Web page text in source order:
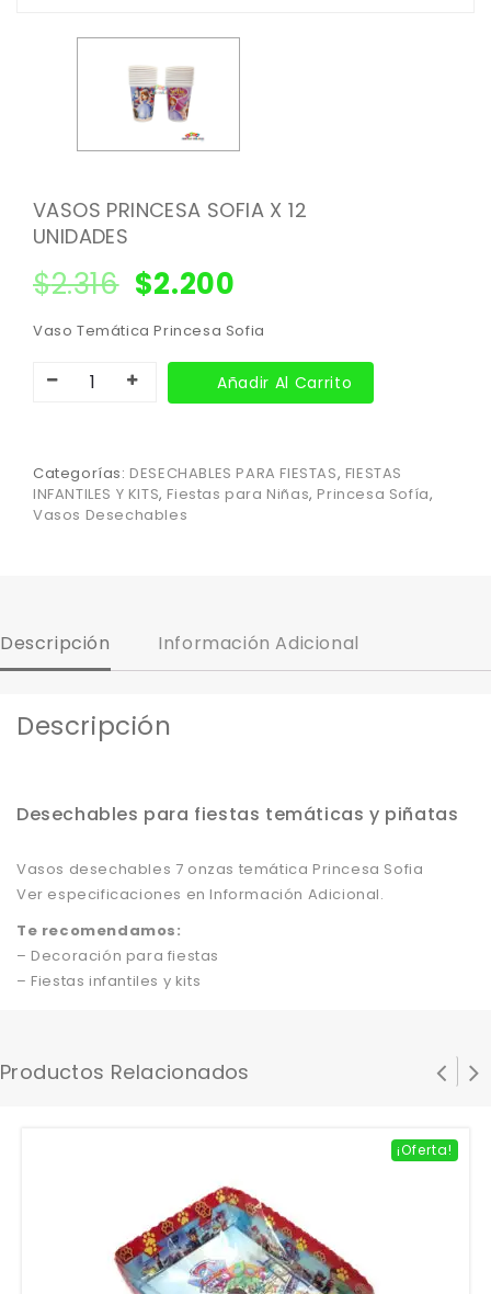
VASOS PRINCESA SOFIA X 12
UNIDADES
$2.316 $2.200
Vaso Temática Princesa Sofia
Añadir Al Carrito
Categorías: DESECHABLES PARA FIESTAS, FIESTAS
INFANTILES Y KITS, Fiestas para Niñas, Princesa Sofía,
Vasos Desechables
Descripción Información Adicional
Descripción
Desechables para fiestas temáticas y piñatas
Vasos desechables 7 onzas temática Princesa Sofia
Ver especificaciones en Información Adicional.
Te recomendamos:
– Decoración para fiestas
– Fiestas infantiles y kits
Productos Relacionados
¡Oferta!